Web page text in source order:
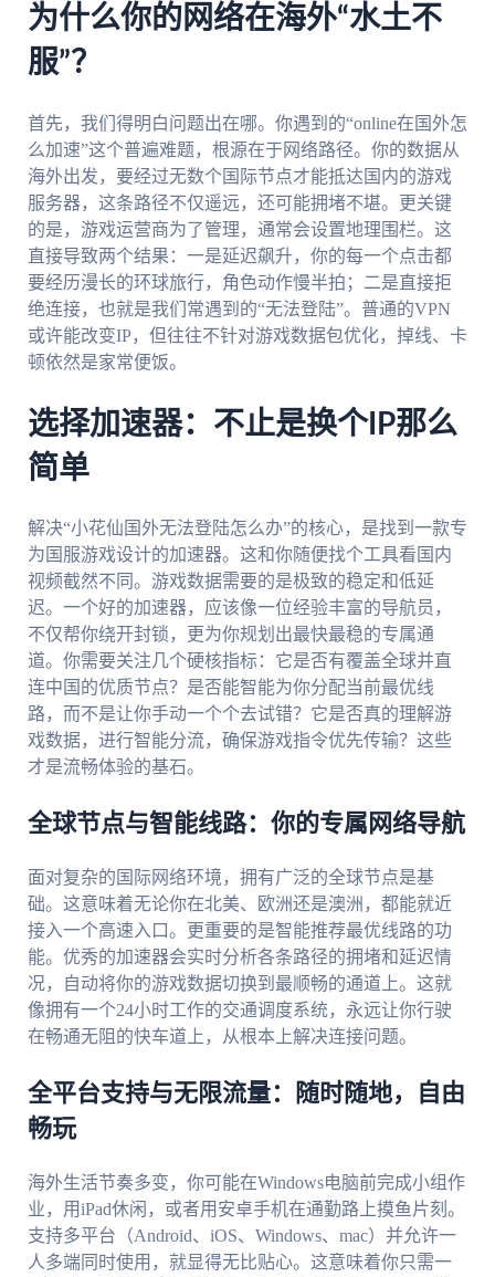
为什么你的网络在海外“水土不
服”？
首先，我们得明白问题出在哪。你遇到的“online在国外怎
么加速”这个普遍难题，根源在于网络路径。你的数据从
海外出发，要经过无数个国际节点才能抵达国内的游戏
服务器，这条路径不仅遥远，还可能拥堵不堪。更关键
的是，游戏运营商为了管理，通常会设置地理围栏。这
直接导致两个结果：一是延迟飙升，你的每一个点击都
要经历漫长的环球旅行，角色动作慢半拍；二是直接拒
绝连接，也就是我们常遇到的“无法登陆”。普通的VPN
或许能改变IP，但往往不针对游戏数据包优化，掉线、卡
顿依然是家常便饭。
选择加速器：不止是换个IP那么
简单
解决“小花仙国外无法登陆怎么办”的核心，是找到一款专
为国服游戏设计的加速器。这和你随便找个工具看国内
视频截然不同。游戏数据需要的是极致的稳定和低延
迟。一个好的加速器，应该像一位经验丰富的导航员，
不仅帮你绕开封锁，更为你规划出最快最稳的专属通
道。你需要关注几个硬核指标：它是否有覆盖全球并直
连中国的优质节点？是否能智能为你分配当前最优线
路，而不是让你手动一个个去试错？它是否真的理解游
戏数据，进行智能分流，确保游戏指令优先传输？这些
才是流畅体验的基石。
全球节点与智能线路：你的专属网络导航
面对复杂的国际网络环境，拥有广泛的全球节点是基
础。这意味着无论你在北美、欧洲还是澳洲，都能就近
接入一个高速入口。更重要的是智能推荐最优线路的功
能。优秀的加速器会实时分析各条路径的拥堵和延迟情
况，自动将你的游戏数据切换到最顺畅的通道上。这就
像拥有一个24小时工作的交通调度系统，永远让你行驶
在畅通无阻的快车道上，从根本上解决连接问题。
全平台支持与无限流量：随时随地，自由
畅玩
海外生活节奏多变，你可能在Windows电脑前完成小组作
业，用iPad休闲，或者用安卓手机在通勤路上摸鱼片刻。
支持多平台（Android、iOS、Windows、mac）并允许一
人多端同时使用，就显得无比贴心。这意味着你只需一